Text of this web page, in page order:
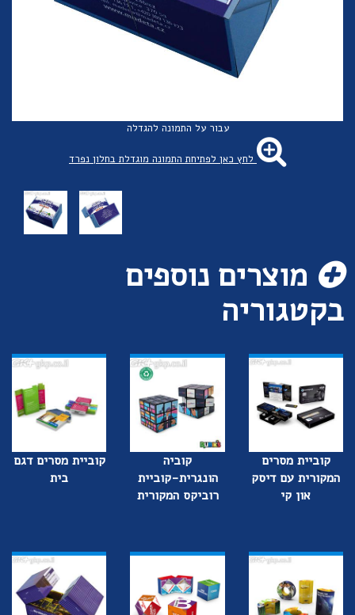
עבור על התמונה להגדלה
לחץ כאן לפתיחת התמונה מוגדלת בחלון נפרד
מוצרים נוספים
בקטגוריה
קוביית מסרים
המקורית עם דיסק
און קי
קוביה
הונגרית-קוביית
רוביקס המקורית
קוביית מסרים דגם
בית